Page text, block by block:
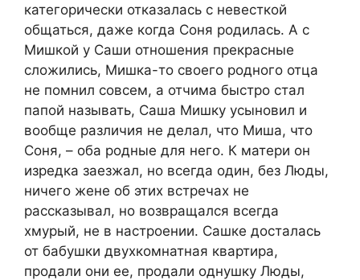
категорически отказалась с невесткой
общаться, даже когда Соня родилась. А с
Мишкой у Саши отношения прекрасные
сложились, Мишка-то своего родного отца
не помнил совсем, а отчима быстро стал
папой называть, Саша Мишку усыновил и
вообще различия не делал, что Миша, что
Соня, – оба родные для него. К матери он
изредка заезжал, но всегда один, без Люды,
ничего жене об этих встречах не
рассказывал, но возвращался всегда
хмурый, не в настроении. Сашке досталась
от бабушки двухкомнатная квартира,
продали они ее, продали однушку Люды,